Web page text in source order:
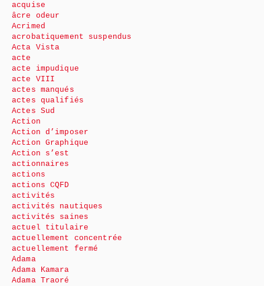
acquise
âcre odeur
Acrimed
acrobatiquement suspendus
Acta Vista
acte
acte impudique
acte VIII
actes manqués
actes qualifiés
Actes Sud
Action
Action d’imposer
Action Graphique
Action s’est
actionnaires
actions
actions CQFD
activités
activités nautiques
activités saines
actuel titulaire
actuellement concentrée
actuellement fermé
Adama
Adama Kamara
Adama Traoré